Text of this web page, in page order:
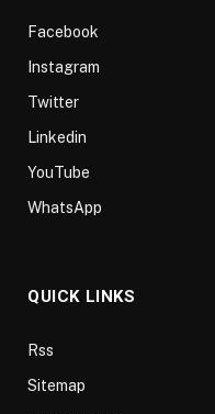
Facebook
Instagram
Twitter
Linkedin
YouTube
WhatsApp
QUICK LINKS
Rss
Sitemap